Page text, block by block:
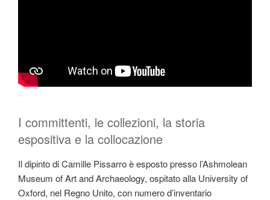
I committenti, le collezioni, la storia
espositiva e la collocazione
Il dipinto di Camille Pissarro è esposto presso l’Ashmolean
Museum of Art and Archaeology, ospitato alla University of
Oxford, nel Regno Unito, con numero d’inventario